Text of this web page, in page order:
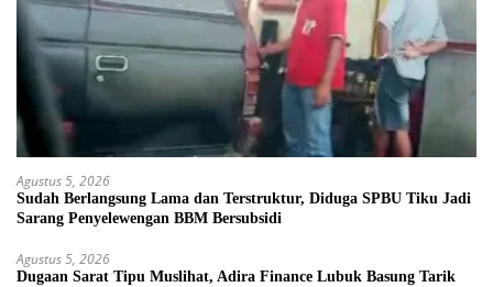
Agustus 5, 2026
Sudah Berlangsung Lama dan Terstruktur, Diduga SPBU Tiku Jadi
Sarang Penyelewengan BBM Bersubsidi
Agustus 5, 2026
Dugaan Sarat Tipu Muslihat, Adira Finance Lubuk Basung Tarik